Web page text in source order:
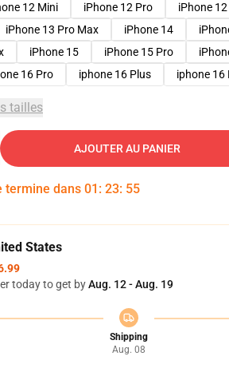
12 Mini iPhone 12 Pro iPhone
iPhone 13 Pro Max iPhone 14
iPhone 15 iPhone 15 Pro
16 Pro iphone 16 Plus iphone 16
tailles
AJOUTER AU PANIER
termine dans 01 : 23: 54
States
today to get byAug. 12 - Aug. 19
Shipping
Aug. 08